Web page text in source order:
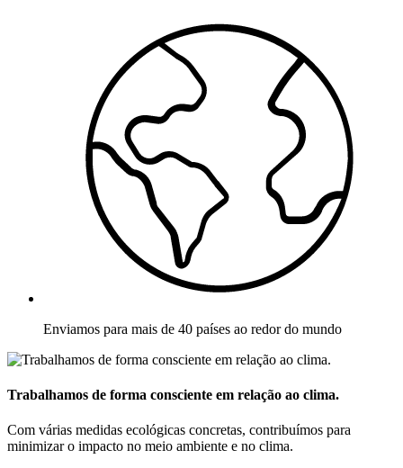
Enviamos para mais de 40 países ao redor do mundo
Trabalhamos de forma consciente em relação ao clima.
Com várias medidas ecológicas concretas, contribuímos para
minimizar o impacto no meio ambiente e no clima.